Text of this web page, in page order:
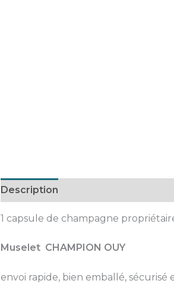
Description
1 capsule de champagne
Muselet CHAMPION OUY
envoi rapide, bien emballé,